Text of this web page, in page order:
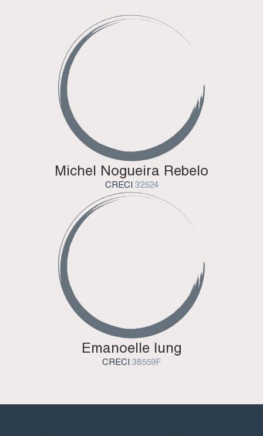
Michel Nogueira Rebelo
CRECI 32524
Emanoelle Iung
CRECI 38559F